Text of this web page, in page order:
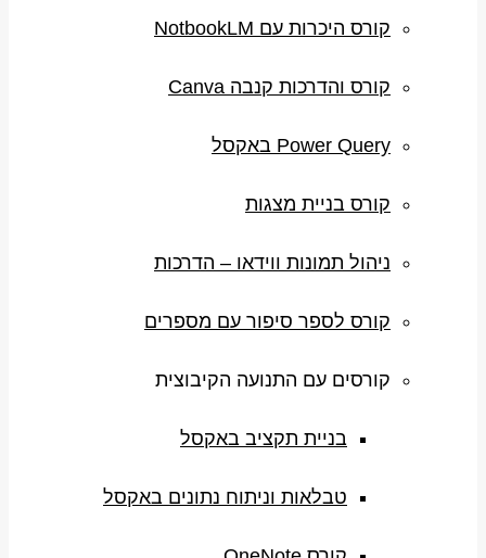
קורס היכרות עם NotbookLM
קורס והדרכות קנבה Canva
Power Query באקסל
קורס בניית מצגות
ניהול תמונות ווידאו – הדרכות
קורס לספר סיפור עם מספרים
קורסים עם התנועה הקיבוצית
בניית תקציב באקסל
טבלאות וניתוח נתונים באקסל